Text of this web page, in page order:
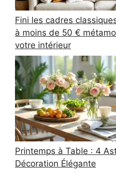
Fini les cadres
à moins de 50 €
votre intérieur
Printemps à Table : 4
Décoration Élégante